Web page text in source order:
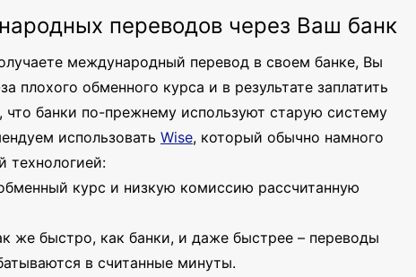
переводов через Ваш банк
международный перевод в своем банке, Вы
плохого обменного курса и в результате заплатить
банки по-прежнему используют старую систему
использовать Wise, который обычно намного
технологией:
курс и низкую комиссию рассчитанную
же быстро, как банки, и даже быстрее – переводы
в считанные минуты.